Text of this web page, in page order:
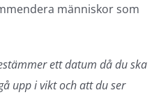
människor som
ett datum då du ska
upp i vikt och att du ser